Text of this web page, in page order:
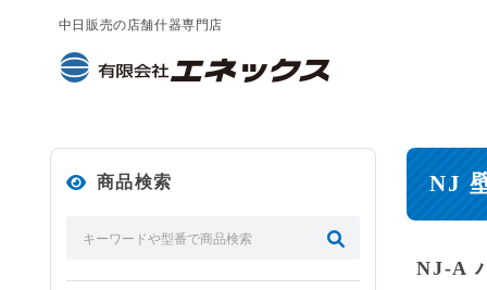
中日販売の店舗什器専門店
商品検索 NJ
NJ-A